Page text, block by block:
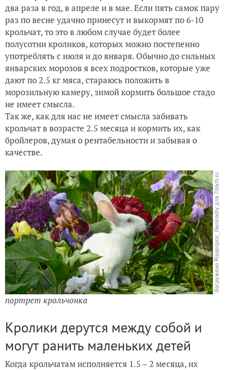
два раза в год, в апреле и в мае. Если пять самок пару
раз по весне удачно принесут и выкормят по 6-10
крольчат, то это в любом случае будет более
полусотни кроликов, которых можно постепенно
употреблять с июля и до января. Обычно до сильных
январских морозов я всех подростков, которые уже
дают по 2.5 кг мяса, стараюсь положить в
морозильную камеру, зимой кормить большое стадо
не имеет смысла.
Так же, как для нас не имеет смысла забивать
крольчат в возрасте 2.5 месяца и кормить их, как
бройлеров, думая о рентабельности и забывая о
качестве.
портрет крольчонка
Кролики дерутся между собой и
могут ранить маленьких детей
Когда крольчатам исполняется 1.5 – 2 месяца, их